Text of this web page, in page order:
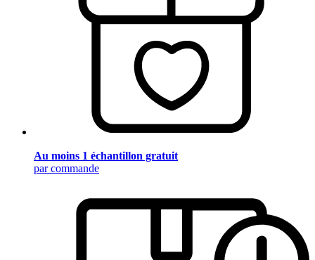
Au moins 1 échantillon gratuit
par commande